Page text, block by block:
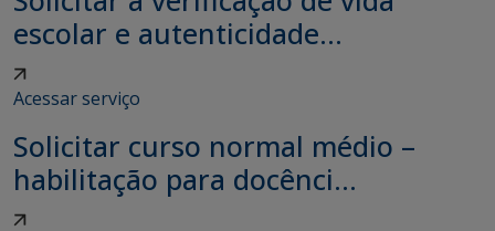
escolar e autenticidade...
Acessar serviço
Solicitar curso normal médio –
habilitação para docênci...